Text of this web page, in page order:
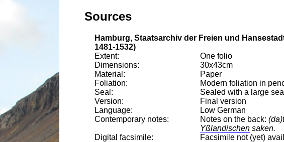
Hamburg, Staatsarchiv der Freien und
1481-1532)
One folio
30x43cm
Paper
Modern foliation in
Sealed with a large seal
Final version
Low German
Notes on the back:
Yßlandischen saken.
Facsimile not (yet)